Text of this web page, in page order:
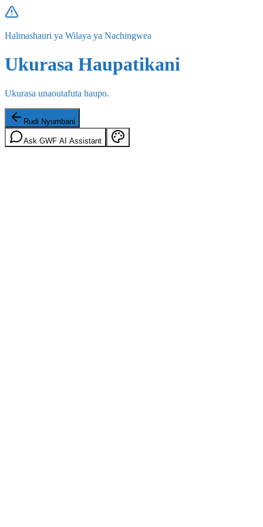
Halmashauri ya Wilaya ya Nachingwea
Ukurasa Haupatikani
Ukurasa unaoutafuta haupo.
Rudi Nyumbani
Ask GWF AI Assistant